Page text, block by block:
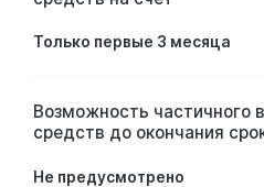
Только первые 3 месяца
Возможность частичного
средств до окончания
Не предусмотрено